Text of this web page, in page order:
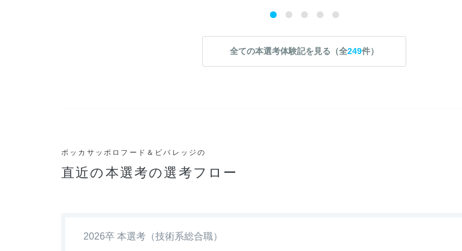
全ての本選考体験記を見る（全249件）
ポッカサッポロフード＆ビバレッジの
直近の本選考の選考フロー
2026卒 本選考（技術系総合職）